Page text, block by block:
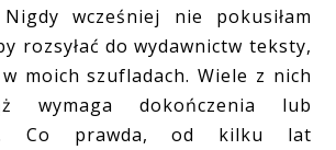
Nigdy wcześniej nie pokusiłam
rozsyłać do wydawnictw teksty,
moich szufladach. Wiele z nich
wymaga dokończenia lub
Co prawda, od kilku lat